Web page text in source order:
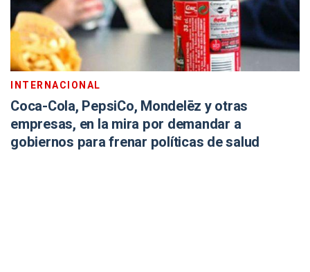
INTERNACIONAL
Coca-Cola, PepsiCo, Mondelēz y otras
empresas, en la mira por demandar a
gobiernos para frenar políticas de salud